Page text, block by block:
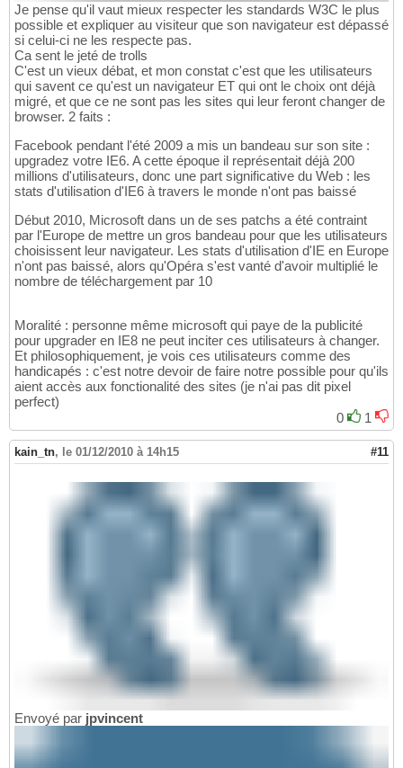
Je pense qu'il vaut mieux respecter les standards W3C le plus
possible et expliquer au visiteur que son navigateur est dépassé
si celui-ci ne les respecte pas.
Ca sent le jeté de trolls
C'est un vieux débat, et mon constat c'est que les utilisateurs
qui savent ce qu'est un navigateur ET qui ont le choix ont déjà
migré, et que ce ne sont pas les sites qui leur feront changer de
browser. 2 faits :
Facebook pendant l'été 2009 a mis un bandeau sur son site :
upgradez votre IE6. A cette époque il représentait déjà 200
millions d'utilisateurs, donc une part significative du Web : les
stats d'utilisation d'IE6 à travers le monde n'ont pas baissé
Début 2010, Microsoft dans un de ses patchs a été contraint
par l'Europe de mettre un gros bandeau pour que les utilisateurs
choisissent leur navigateur. Les stats d'utilisation d'IE en Europe
n'ont pas baissé, alors qu'Opéra s'est vanté d'avoir multiplié le
nombre de téléchargement par 10
Moralité : personne même microsoft qui paye de la publicité
pour upgrader en IE8 ne peut inciter ces utilisateurs à changer.
Et philosophiquement, je vois ces utilisateurs comme des
handicapés : c'est notre devoir de faire notre possible pour qu'ils
aient accès aux fonctionalité des sites (je n'ai pas dit pixel
perfect)
0
1
kain_tn, le 01/12/2010 à 14h15 #11
Envoyé par jpvincent